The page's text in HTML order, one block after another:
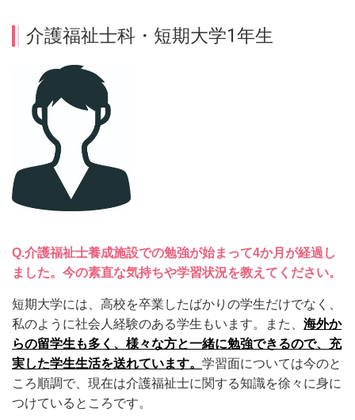
介護福祉士科・短期大学1年生
Q.介護福祉士養成施設での勉強が始まって4か月が経過し
ました。今の素直な気持ちや学習状況を教えてください。
短期大学には、高校を卒業したばかりの学生だけでなく、
私のように社会人経験のある学生もいます。また、 海外か
らの留学生も多く、様々な方と一緒に勉強できるので、充
実した学生生活を送れています。 学習面については今のと
ころ順調で、現在は介護福祉士に関する知識を徐々に身に
つけているところです。